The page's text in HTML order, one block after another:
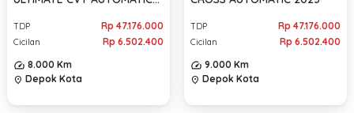
TDP Rp 47.176.000
Cicilan
Rp 6.502.400
8.000 Km
location_on Depok Kota
TDP Rp 47.176.000
Cicilan
Rp 6.502.400
9.000 Km
location_on Depok Kota